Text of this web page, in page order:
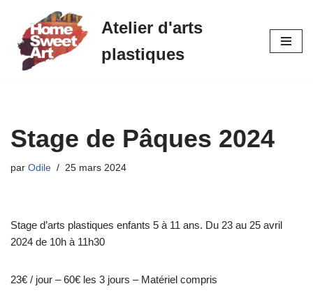
Aller
au
contenu
Atelier d'arts
plastiques
Stage de Pâques 2024
par Odile 25 mars 2024
Stage d’arts plastiques enfants 5 à 11 ans. Du 23 au 25 avril
2024 de 10h à 11h30
23€ / jour – 60€ les 3 jours – Matériel compris